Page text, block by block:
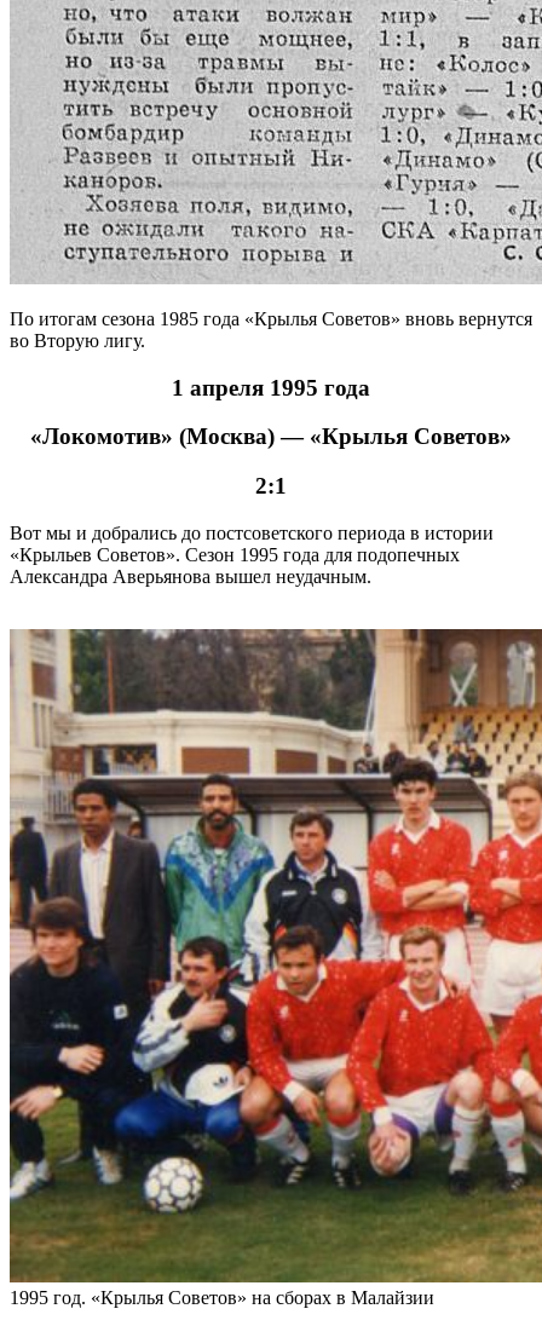
По итогам сезона 1985 года «Крылья Советов» вновь вернутся
во Вторую лигу.
1 апреля 1995 года
«Локомотив» (Москва) — «Крылья Советов»
2:1
Вот мы и добрались до постсоветского периода в истории
«Крыльев Советов». Сезон 1995 года для подопечных
Александра Аверьянова вышел неудачным.
1995 год. «Крылья Советов» на сборах в Малайзии